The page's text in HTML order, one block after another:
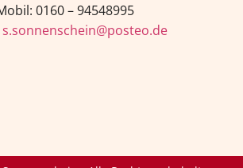
0160 – 94548995
s.sonnenschein@posteo.de